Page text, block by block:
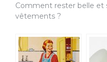
Comment rester belle et
vêtements ?